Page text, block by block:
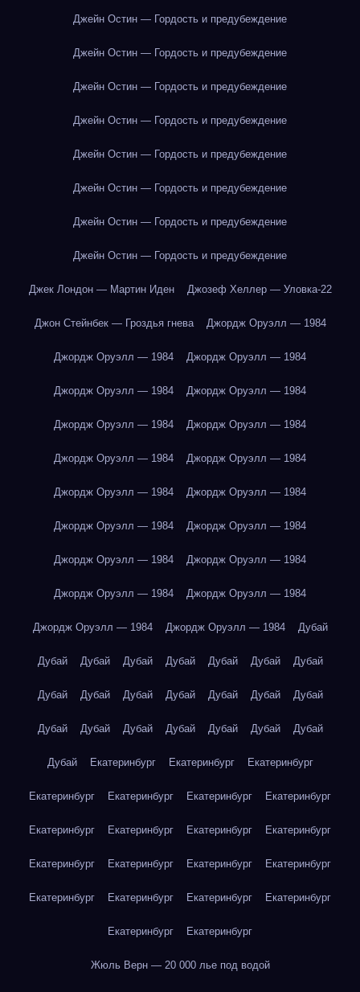
Джейн Остин — Гордость и предубеждение
Джейн Остин — Гордость и предубеждение
Джейн Остин — Гордость и предубеждение
Джейн Остин — Гордость и предубеждение
Джейн Остин — Гордость и предубеждение
Джейн Остин — Гордость и предубеждение
Джейн Остин — Гордость и предубеждение
Джейн Остин — Гордость и предубеждение
Джек Лондон — Мартин Иден Джозеф Хеллер — Уловка-22
Джон Стейнбек — Гроздья гнева Джордж Оруэлл — 1984
Джордж Оруэлл — 1984 Джордж Оруэлл — 1984
Джордж Оруэлл — 1984 Джордж Оруэлл — 1984
Джордж Оруэлл — 1984 Джордж Оруэлл — 1984
Джордж Оруэлл — 1984 Джордж Оруэлл — 1984
Джордж Оруэлл — 1984 Джордж Оруэлл — 1984
Джордж Оруэлл — 1984 Джордж Оруэлл — 1984
Джордж Оруэлл — 1984 Джордж Оруэлл — 1984
Джордж Оруэлл — 1984 Джордж Оруэлл — 1984
Джордж Оруэлл — 1984 Джордж Оруэлл — 1984 Дубай
Дубай Дубай Дубай Дубай Дубай Дубай Дубай
Дубай Дубай Дубай Дубай Дубай Дубай Дубай
Дубай Дубай Дубай Дубай Дубай Дубай Дубай
Дубай Екатеринбург Екатеринбург Екатеринбург
Екатеринбург Екатеринбург Екатеринбург Екатеринбург
Екатеринбург Екатеринбург Екатеринбург Екатеринбург
Екатеринбург Екатеринбург Екатеринбург Екатеринбург
Екатеринбург Екатеринбург Екатеринбург Екатеринбург
Екатеринбург Екатеринбург
Жюль Верн — 20 000 лье под водой